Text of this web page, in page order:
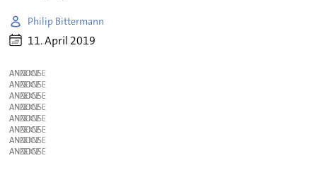
Philip Bittermann
11. April 2019
ANZEIGE
ANZEIGE
ANZEIGE
ANZEIGE
ANZEIGE
ANZEIGE
ANZEIGE
ANZEIGE